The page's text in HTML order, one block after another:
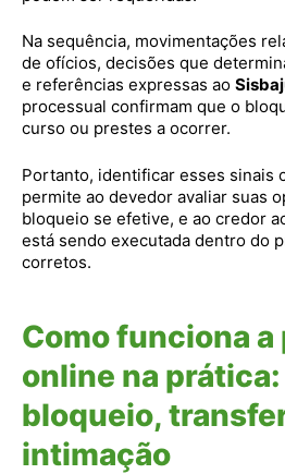
Na sequência, movimentações
de ofícios, decisões que
e referências expressas ao
processual confirmam que o
curso ou prestes a ocorrer.
Portanto, identificar esses sinais
permite ao devedor avaliar suas
bloqueio se efetive, e ao credor
está sendo executada dentro do
corretos.
Como funciona a
online na
bloqueio,
intimação